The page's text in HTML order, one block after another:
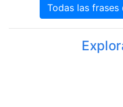
Todas las